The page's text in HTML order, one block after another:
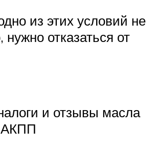
из этих условий не
отказаться от
и отзывы масла
АКПП